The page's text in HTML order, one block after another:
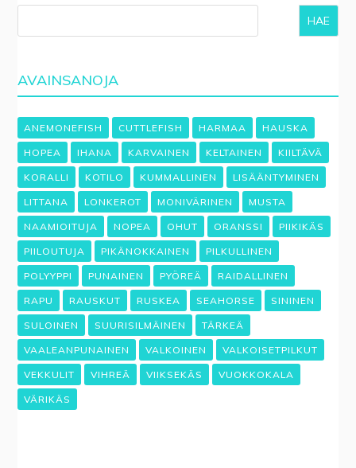
HAE
AVAINSANOJA
ANEMONEFISH CUTTLEFISH HARMAA HAUSKA
HOPEA IHANA KARVAINEN KELTAINEN KIILTÄVÄ
KORALLI KOTILO KUMMALLINEN LISÄÄNTYMINEN
LITTANA LONKEROT MONIVÄRINEN MUSTA
NAAMIOITUJA NOPEA OHUT ORANSSI PIIKIKÄS
PIILOUTUJA PIKÄNOKKAINEN PILKULLINEN
POLYYPPI PUNAINEN PYÖREÄ RAIDALLINEN
RAPU RAUSKUT RUSKEA SEAHORSE SININEN
SULOINEN SUURISILMÄINEN TÄRKEÄ
VAALEANPUNAINEN VALKOINEN VALKOISETPILKUT
VEKKULIT VIHREÄ VIIKSEKÄS VUOKKOKALA
VÄRIKÄS